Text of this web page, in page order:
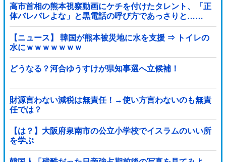
高市首相の熊本視察動画にケチを付けたタレント、「正
体バレバレよな」と黒電話の呼び方であっさりと……
【ニュース】 韓国が熊本被災地に水を支援 ⇒ トイレの
水にｗｗｗｗｗｗｗ
どうなる？河合ゆうすけが県知事選へ立候補！
財源言わない減税は無責任！→使い方言わないのも無責
任では？
【は？】大阪府泉南市の公立小学校でイスラムのいい所
を学ぶ